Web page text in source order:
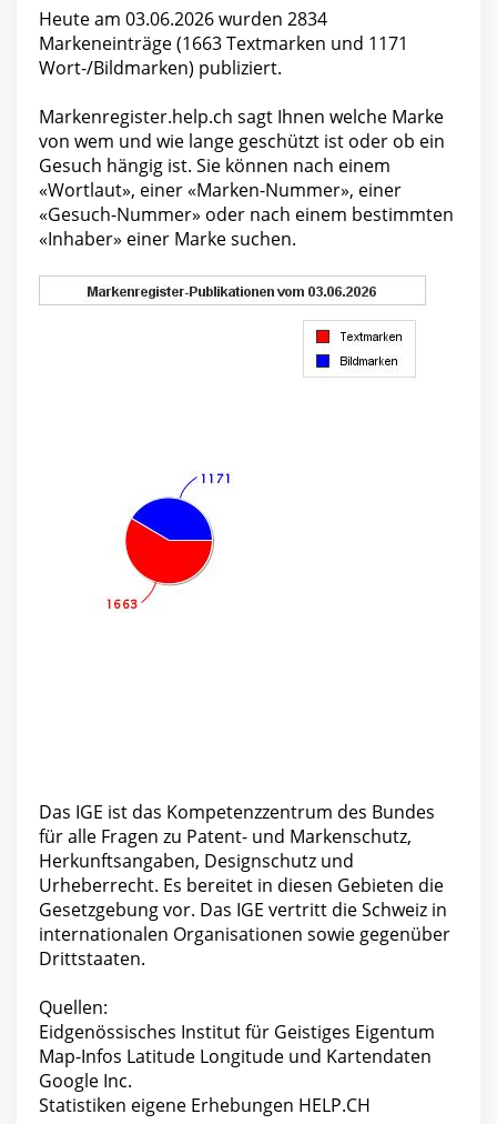
Heute am 03.06.2026 wurden 2834
Markeneinträge (1663 Textmarken und 1171
Wort-/Bildmarken) publiziert.
Markenregister.help.ch sagt Ihnen welche Marke
von wem und wie lange geschützt ist oder ob ein
Gesuch hängig ist. Sie können nach einem
«Wortlaut», einer «Marken-Nummer», einer
«Gesuch-Nummer» oder nach einem bestimmten
«Inhaber» einer Marke suchen.
Das IGE ist das Kompetenzzentrum des Bundes
für alle Fragen zu Patent- und Markenschutz,
Herkunftsangaben, Designschutz und
Urheberrecht. Es bereitet in diesen Gebieten die
Gesetzgebung vor. Das IGE vertritt die Schweiz in
internationalen Organisationen sowie gegenüber
Drittstaaten.
Quellen:
Eidgenössisches Institut für Geistiges Eigentum
Map-Infos Latitude Longitude und Kartendaten
Google Inc.
Statistiken eigene Erhebungen HELP.CH